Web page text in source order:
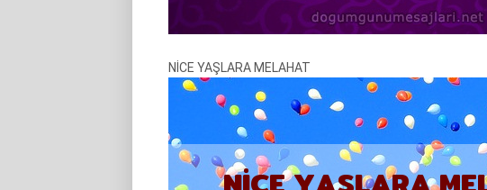
NİCE YAŞLARA MELAHAT